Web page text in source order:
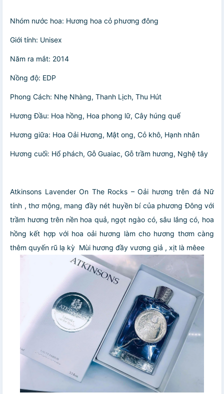
Nhóm nước hoa: Hương hoa cỏ phương đông
Giới tính: Unisex
Năm ra mắt: 2014
Nồng độ: EDP
Phong Cách: Nhẹ Nhàng, Thanh Lịch, Thu Hút
Hương Đầu: Hoa hồng, Hoa phong lữ, Cây húng quế
Hương giữa: Hoa Oải Hương, Mật ong, Cỏ khô, Hạnh nhân
Hương cuối: Hổ phách, Gỗ Guaiac, Gỗ trầm hương, Nghệ tây
Atkinsons Lavender On The Rocks – Oải hương trên đá Nữ
tính , thơ mộng, mang đầy nét huyền bí của phương Đông với
trầm hương trên nền hoa quả, ngọt ngào có, sâu lắng có, hoa
hồng kết hợp với hoa oải hương làm cho hương thơm càng
thêm quyến rũ lạ kỳ Mùi hương đầy vương giả , xịt là mêee